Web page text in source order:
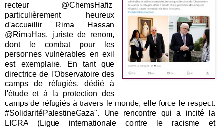
recteur @ChemsHafiz
particulièrement heureux
d'accueillir Rima Hassan
@RimaHas, juriste de renom,
dont le combat pour les
personnes vulnérables en exil
est exemplaire. En tant que
directrice de l'Observatoire des
camps de réfugiés, dédié à
l'étude et à la protection des
camps de réfugiés à travers le monde, elle force le respect.
#SolidaritéPalestineGaza". Une rencontre qui a incité la
LICRA (Ligue internationale contre le racisme et